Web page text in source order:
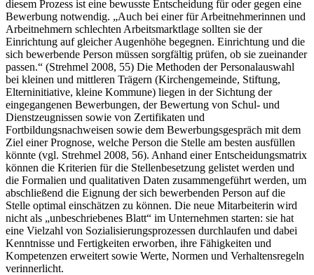
diesem Prozess ist eine bewusste Entscheidung für oder gegen eine
Bewerbung notwendig. „Auch bei einer für Arbeitnehmerinnen und
Arbeitnehmern schlechten Arbeitsmarktlage sollten sie der
Einrichtung auf gleicher Augenhöhe begegnen. Einrichtung und die
sich bewerbende Person müssen sorgfältig prüfen, ob sie zueinander
passen.“ (Strehmel 2008, 55) Die Methoden der Personalauswahl
bei kleinen und mittleren Trägern (Kirchengemeinde, Stiftung,
Elterninitiative, kleine Kommune) liegen in der Sichtung der
eingegangenen Bewerbungen, der Bewertung von Schul- und
Dienstzeugnissen sowie von Zertifikaten und
Fortbildungsnachweisen sowie dem Bewerbungsgespräch mit dem
Ziel einer Prognose, welche Person die Stelle am besten ausfüllen
könnte (vgl. Strehmel 2008, 56). Anhand einer Entscheidungsmatrix
können die Kriterien für die Stellenbesetzung gelistet werden und
die Formalien und qualitativen Daten zusammengeführt werden, um
abschließend die Eignung der sich bewerbenden Person auf die
Stelle optimal einschätzen zu können. Die neue Mitarbeiterin wird
nicht als „unbeschriebenes Blatt“ im Unternehmen starten: sie hat
eine Vielzahl von Sozialisierungsprozessen durchlaufen und dabei
Kenntnisse und Fertigkeiten erworben, ihre Fähigkeiten und
Kompetenzen erweitert sowie Werte, Normen und Verhaltensregeln
verinnerlicht.